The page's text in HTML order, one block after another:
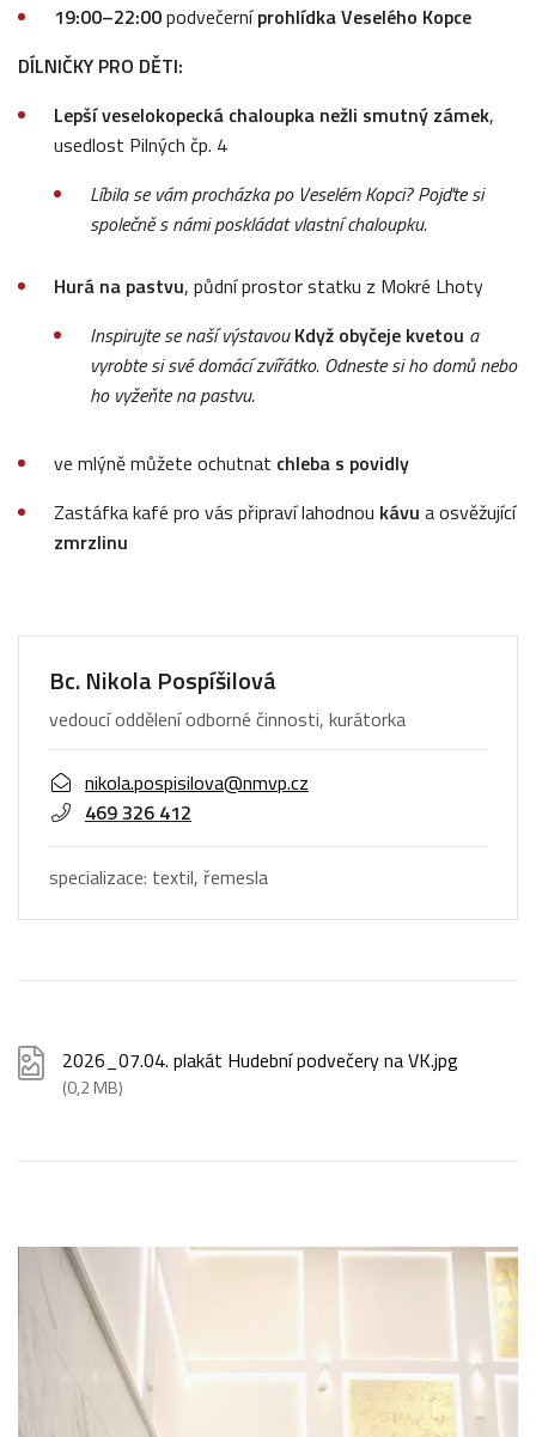
19:00–22:00podvečerníprohlídka Veselého Kopce
DÍLNIČKY PRO DĚTI:
Lepší veselokopecká chaloupka nežli smutný zámek,
usedlost Pilných čp. 4
Líbila se vám procházka po Veselém Kopci? Pojďte si
společně s námi poskládat vlastní chaloupku.
Hurá na pastvu, půdní prostor statku z Mokré Lhoty
Inspirujte se naší výstavouKdyž obyčeje kvetou a
vyrobte si své domácí zvířátko. Odneste si ho domů nebo
ho vyžeňte na pastvu.
ve mlýně můžete ochutnat chleba s povidly
Zastáfka kafé pro vás připraví lahodnou kávu a osvěžující
zmrzlinu
Bc. Nikola Pospíšilová
vedoucí oddělení odborné činnosti, kurátorka
nikola.pospisilova@nmvp.cz
469 326 412
specializace: textil, řemesla
2026_07.04. plakát Hudební podvečery na VK.jpg
(0,2 MB)